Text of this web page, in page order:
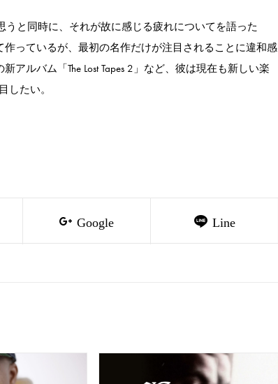
うと同時に、それが故に感じる疲れについてを語った
っているが、最初の名作だけが注目されることに違和感
ルバム「The Lost Tapes 2」など、彼は現在も新しい楽
たい。
Google Line